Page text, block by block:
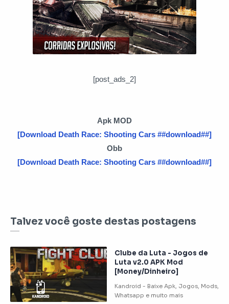
[post_ads_2]
Apk MOD
[Download Death Race: Shooting Cars ##download##]
Obb
[Download Death Race: Shooting Cars ##download##]
Talvez você goste destas postagens
Clube da Luta - Jogos de
Luta v2.0 APK Mod
[Money/Dinheiro]